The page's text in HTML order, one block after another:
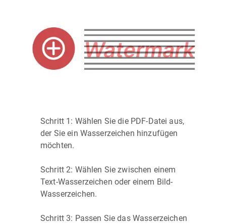
Schritt 1: Wählen Sie die PDF-Datei aus,
der Sie ein Wasserzeichen hinzufügen
möchten.
Schritt 2: Wählen Sie zwischen einem
Text-Wasserzeichen oder einem Bild-
Wasserzeichen.
Schritt 3: Passen Sie das Wasserzeichen